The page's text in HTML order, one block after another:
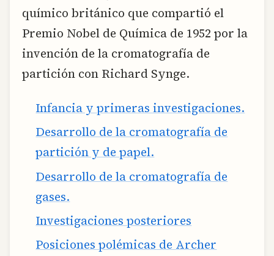
químico británico que compartió el
Premio Nobel de Química de 1952 por la
invención de la cromatografía de
partición con Richard Synge.
Infancia y primeras investigaciones.
Desarrollo de la cromatografía de
partición y de papel.
Desarrollo de la cromatografía de
gases.
Investigaciones posteriores
Posiciones polémicas de Archer